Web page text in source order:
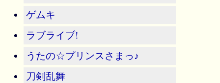
ゲムキ
ラブライブ!
うたの☆プリンスさまっ♪
刀剣乱舞